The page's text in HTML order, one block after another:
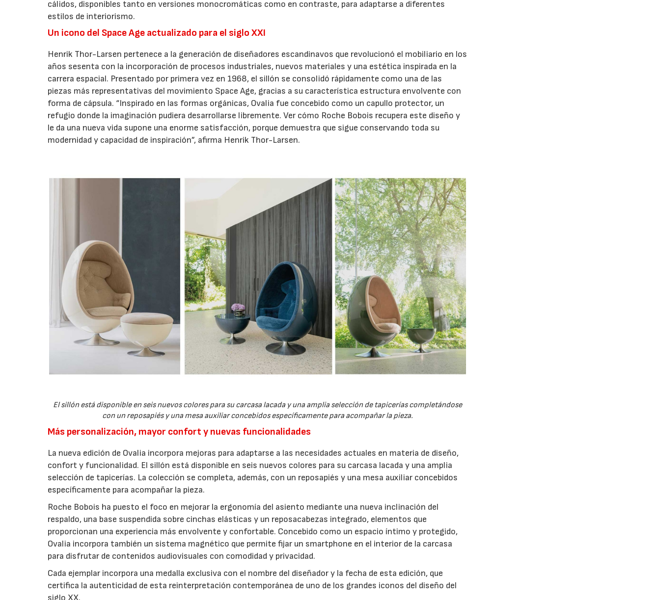
cálidos, disponibles tanto en versiones monocromáticas como en contraste, para adaptarse a diferentes
estilos de interiorismo.
Un icono del Space Age actualizado para el siglo XXI
Henrik Thor-Larsen pertenece a la generación de diseñadores escandinavos que revolucionó el mobiliario en los
años sesenta con la incorporación de procesos industriales, nuevos materiales y una estética inspirada en la
carrera espacial. Presentado por primera vez en 1968, el sillón se consolidó rápidamente como una de las
piezas más representativas del movimiento Space Age, gracias a su característica estructura envolvente con
forma de cápsula. “Inspirado en las formas orgánicas, Ovalia fue concebido como un capullo protector, un
refugio donde la imaginación pudiera desarrollarse libremente. Ver cómo Roche Bobois recupera este diseño y
le da una nueva vida supone una enorme satisfacción, porque demuestra que sigue conservando toda su
modernidad y capacidad de inspiración”, afirma Henrik Thor-Larsen.
El sillón está disponible en seis nuevos colores para su carcasa lacada y una amplia selección de tapicerías completándose
con un reposapiés y una mesa auxiliar concebidos específicamente para acompañar la pieza.
Más personalización, mayor confort y nuevas funcionalidades
La nueva edición de Ovalia incorpora mejoras para adaptarse a las necesidades actuales en materia de diseño,
confort y funcionalidad. El sillón está disponible en seis nuevos colores para su carcasa lacada y una amplia
selección de tapicerías. La colección se completa, además, con un reposapiés y una mesa auxiliar concebidos
específicamente para acompañar la pieza.
Roche Bobois ha puesto el foco en mejorar la ergonomía del asiento mediante una nueva inclinación del
respaldo, una base suspendida sobre cinchas elásticas y un reposacabezas integrado, elementos que
proporcionan una experiencia más envolvente y confortable. Concebido como un espacio íntimo y protegido,
Ovalia incorpora también un sistema magnético que permite fijar un smartphone en el interior de la carcasa
para disfrutar de contenidos audiovisuales con comodidad y privacidad.
Cada ejemplar incorpora una medalla exclusiva con el nombre del diseñador y la fecha de esta edición, que
certifica la autenticidad de esta reinterpretación contemporánea de uno de los grandes iconos del diseño del
siglo XX.